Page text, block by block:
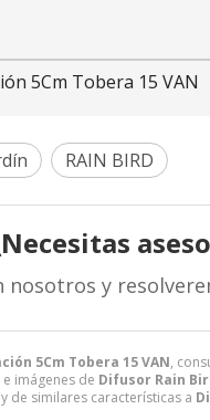
5Cm Tobera 15 VAN,
imágenes de Difusor Rain
de similares características a
5Cm Tobera 15 VAN
RAIN BIRD
nosotros y